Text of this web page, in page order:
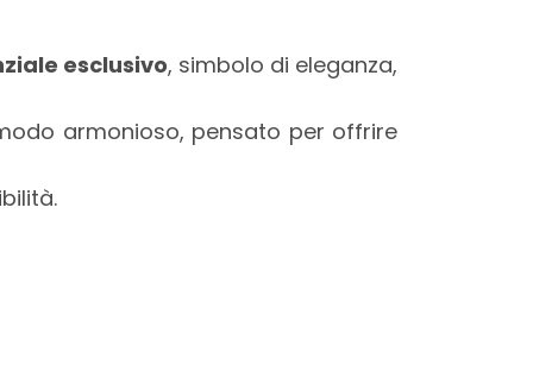
esclusivo, simbolo di eleganza,
armonioso, pensato per offrire